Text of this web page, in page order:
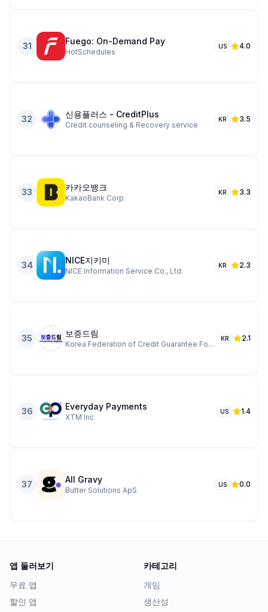
31 Fuego: On-Demand Pay
HotSchedules
US 4.0
32 신용플러스 - CreditPlus
Credit counseling & Recovery service
KR 3.5
33 카카오뱅크
KakaoBank Corp.
KR 3.3
34 NICE지키미
NICE Information Service Co., Ltd.
KR 2.3
35 보증드림
Korea Federation of Credit Guarantee Foundations
KR 2.1
36 Everyday Payments
XTM Inc
US 1.4
37 All Gravy
Butter Solutions ApS
US 0.0
앱 둘러보기
무료 앱
할인 앱
카테고리
게임
생산성